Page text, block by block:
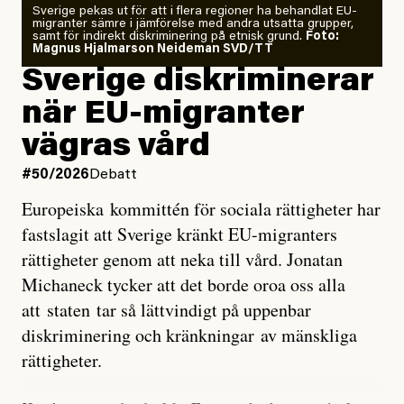
analyserat hur de olika klimatmodellerna bedömer
läget för hur den begynnande El Niño-händelsen ska
utveckla sig. El Niño är ett återkommande
väderfenomen som uppstår när havsvattnet i delar av
Stilla havet blir ovanligt varmt. Det påverkar vädret
över stora delar av världen och under
forskare allt oftare varnat för att den här El Niñon
Det verkar vara en underdrift, menar nu Zeke
Hausfather.
”Det ser ut som att årets El Niño inte bara med stor
sannolikhet kommer att bli den starkaste sedan
tillförlitliga mätningar inleddes – den kan till och med
Sverige pekas ut för att i flera regioner ha behandlat EU-
migranter sämre i jämförelse med andra utsatta grupper,
samt för indirekt diskriminering på etnisk grund. Foto:
Magnus Hjalmarson Neideman SVD/TT
Sverige diskriminerar
när EU-migranter
vägras vård
#50/2026Debatt
Europeiska kommittén för sociala rättigheter har
fastslagit att Sverige kränkt EU-migranters
rättigheter genom att neka till vård. Jonatan
Michaneck tycker att det borde oroa oss alla
att staten tar så lättvindigt på uppenbar
diskriminering och kränkningar av mänskliga
rättigheter.